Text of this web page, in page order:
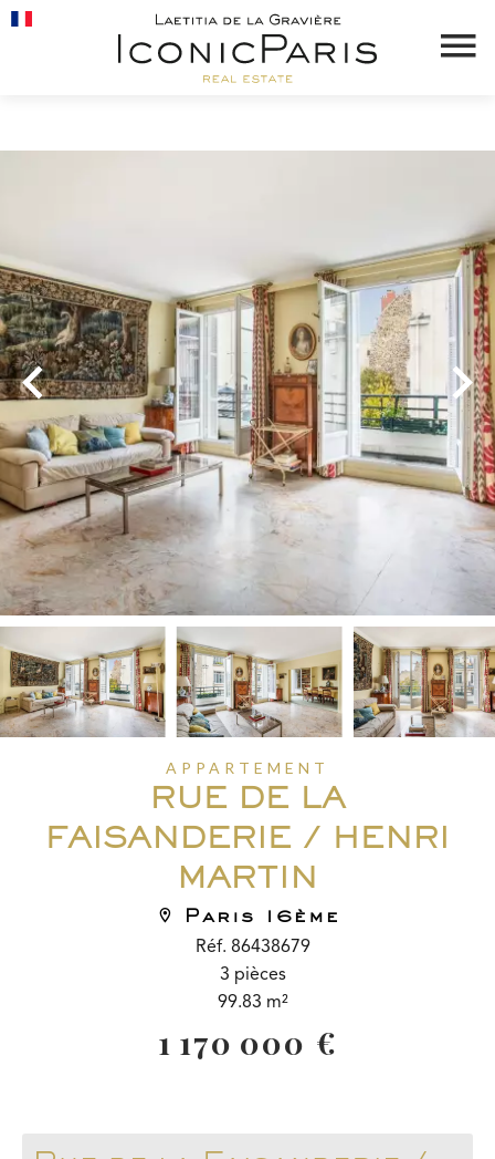
APPARTEMENT
RUE DE LA
FAISANDERIE / HENRI
MARTIN
Paris 16ème
Réf. 86438679
3 pièces
99.83 m²
1 170 000 €